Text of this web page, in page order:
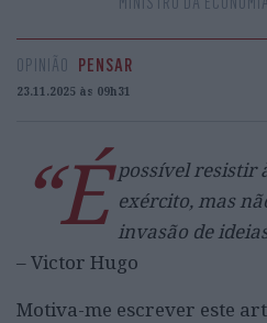
OPINIÃO PENSAR
23.11.2025 às 09h31
“É possível resistir
exército, mas
invasão de
– Victor Hugo
Motiva-me escrever este